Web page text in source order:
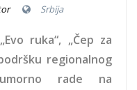
Srbija
ruka“, „Čep za
regionalnog
rade na